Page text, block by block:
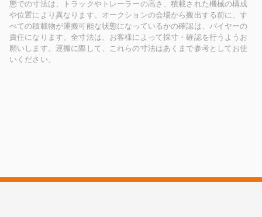
態での寸法は、トラックやトレーラーの高さ、積載された機械の構成
や位置により異なります。オークションの会場から搬出する前に、す
べての積載物が運搬可能な状態になっているかの確認は、バイヤーの
責任になります。全寸法は、お客様によって採寸・確認を行うようお
願いします。運搬に際して、これらの寸法はあくまで参考としてお使
いください。